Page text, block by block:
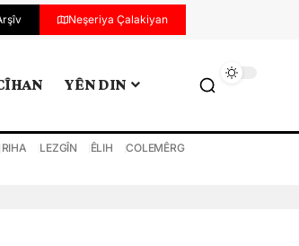
Neşeriya Çalakiyan
YÊN DIN
RIHA LEZGÎN ÊLIH COLEMÊRG